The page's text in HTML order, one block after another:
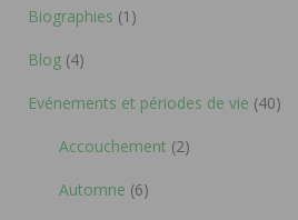
Biographies (1)
Blog (4)
Evénements et périodes de vie (40)
Accouchement (2)
Automne (6)